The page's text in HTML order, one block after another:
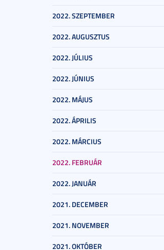
2022. SZEPTEMBER
2022. AUGUSZTUS
2022. JÚLIUS
2022. JÚNIUS
2022. MÁJUS
2022. ÁPRILIS
2022. MÁRCIUS
2022. FEBRUÁR
2022. JANUÁR
2021. DECEMBER
2021. NOVEMBER
2021. OKTÓBER